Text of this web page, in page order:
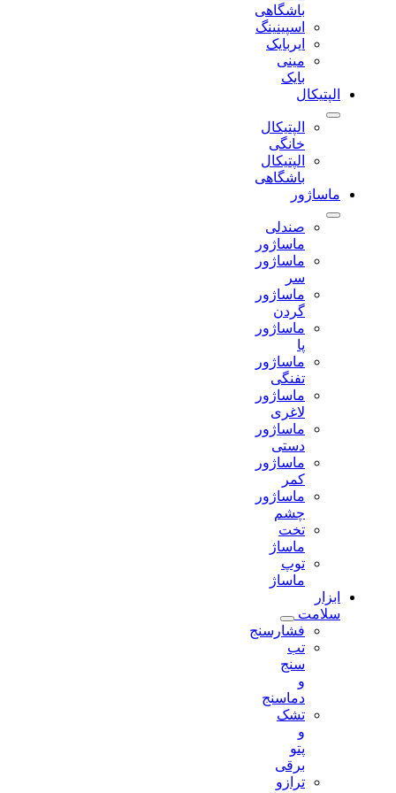
باشگاهی
اسپینینگ
ایربایک
مینی
الپتیکال
الپتیکال
خانگی
الپتیکال
باشگاهی
ماساژور
صندلی
ماساژور
ماساژور
ماساژور
ماساژور
ماساژور
تفنگی
ماساژور
لاغری
ماساژور
دستی
ماساژور
ماساژور
تخت
ماساژ
توپ
ماساژ
ابزار
سلامت
فشارسنج
دماسنج
تشک
ترازو